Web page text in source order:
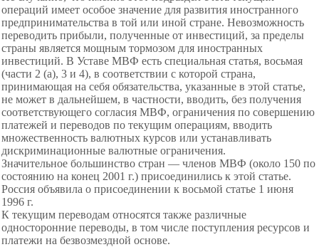
операций имеет особое значение для развития иностранного
предпринимательства в той или иной стране. Невозможность
переводить прибыли, полученные от инвестиций, за пределы
страны является мощным тормозом для иностранных
инвестиций. В Уставе МВФ есть специальная статья, восьмая
(части 2 (а), 3 и 4), в соответствии с которой страна,
принимающая на себя обязательства, указанные в этой статье,
не может в дальнейшем, в частности, вводить, без получения
соответствующего согласия МВФ, ограничения по совершению
платежей и переводов по текущим операциям, вводить
множественность валютных курсов или устанавливать
дискриминационные валютные ограничения.
Значительное большинство стран — членов МВФ (около 150 по
состоянию на конец 2001 г.) присоединились к этой статье.
Россия объявила о присоединении к восьмой статье 1 июня
1996 г.
К текущим переводам относятся также различные
односторонние переводы, в том числе поступления ресурсов и
платежи на безвозмездной основе.